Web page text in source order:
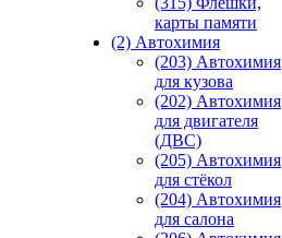
карты памяти
(2) Автохимия
(203) Автохимия
для кузова
(202) Автохимия
для двигателя
(ДВС)
(205) Автохимия
для стёкол
(204) Автохимия
для салона